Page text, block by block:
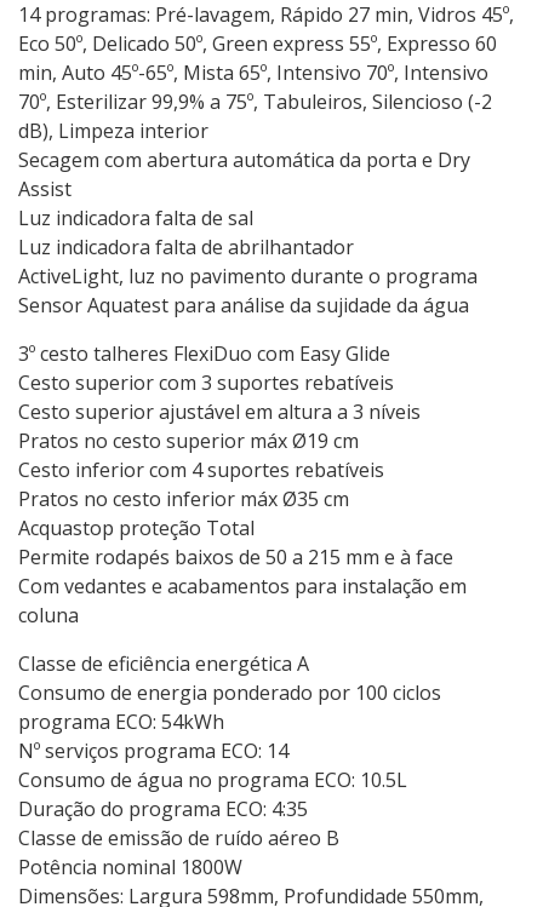
14 programas: Pré-lavagem, Rápido 27 min, Vidros 45º,
Eco 50º, Delicado 50º, Green express 55º, Expresso 60
min, Auto 45º-65º, Mista 65º, Intensivo 70º, Intensivo
70º, Esterilizar 99,9% a 75º, Tabuleiros, Silencioso (-2
dB), Limpeza interior
Secagem com abertura automática da porta e Dry
Assist
Luz indicadora falta de sal
Luz indicadora falta de abrilhantador
ActiveLight, luz no pavimento durante o programa
Sensor Aquatest para análise da sujidade da água
3º cesto talheres FlexiDuo com Easy Glide
Cesto superior com 3 suportes rebatíveis
Cesto superior ajustável em altura a 3 níveis
Pratos no cesto superior máx Ø19 cm
Cesto inferior com 4 suportes rebatíveis
Pratos no cesto inferior máx Ø35 cm
Acquastop proteção Total
Permite rodapés baixos de 50 a 215 mm e à face
Com vedantes e acabamentos para instalação em
coluna
Classe de eficiência energética A
Consumo de energia ponderado por 100 ciclos
programa ECO: 54kWh
Nº serviços programa ECO: 14
Consumo de água no programa ECO: 10.5L
Duração do programa ECO: 4:35
Classe de emissão de ruído aéreo B
Potência nominal 1800W
Dimensões: Largura 598mm, Profundidade 550mm,